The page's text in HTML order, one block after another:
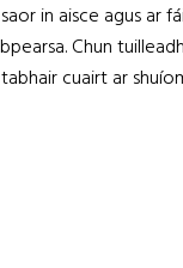
in aisce agus ar
Chun
cuairt ar